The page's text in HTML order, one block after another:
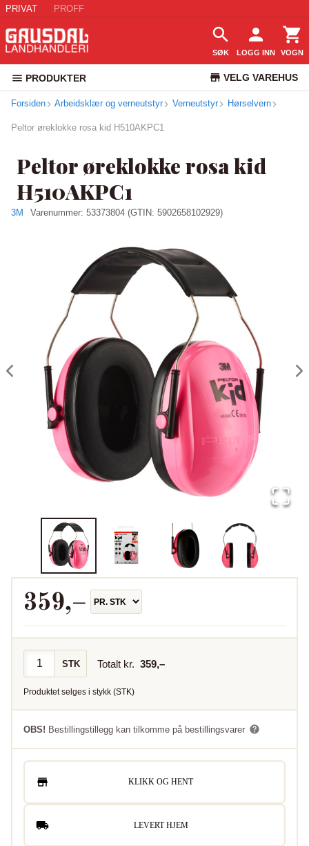
PRIVAT PROFF
SØK LOGG INN VOGN
PRODUKTER VELG VAREHUS
KUNDESERVICE
Forsiden Arbeidsklær og verneutstyr Verneutstyr Hørselvern
Peltor øreklokke rosa kid H510AKPC1
Peltor øreklokke rosa kid
H510AKPC1
3M Varenummer: 53373804 (GTIN: 5902658102929)
359,–
STK Totalt kr. 359,–
Produktet selges i stykk (STK)
OBS! Bestillingstillegg kan tilkomme på bestillingsvarer
KLIKK OG HENT
LEVERT HJEM